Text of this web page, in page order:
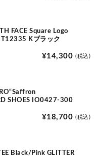
FACE Square Logo
Kブラック
¥14,300 (税込)
SHOES IO0427-300
¥18,700 (税込)
Black/Pink GLITTER